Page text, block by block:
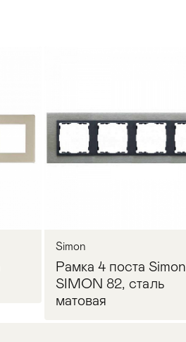
Simon
Рамка 4 поста Simon
SIMON 82, сталь
матовая